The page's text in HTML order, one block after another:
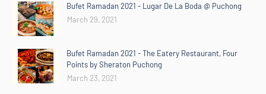
Bufet Ramadan 2021 - Lugar De La Boda @ Puchong
March 29, 2021
Bufet Ramadan 2021 - The Eatery Restaurant, Four
Points by Sheraton Puchong
March 23, 2021